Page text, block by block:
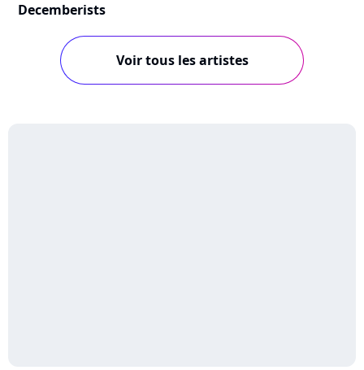
Decemberists
Voir tous les artistes